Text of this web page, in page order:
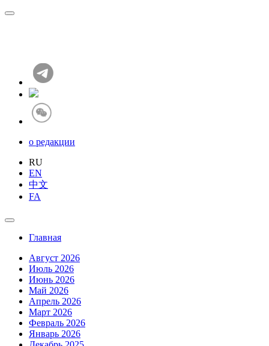
о редакции
RU
EN
中文
FA
Главная
Август 2026
Июль 2026
Июнь 2026
Май 2026
Апрель 2026
Март 2026
Февраль 2026
Январь 2026